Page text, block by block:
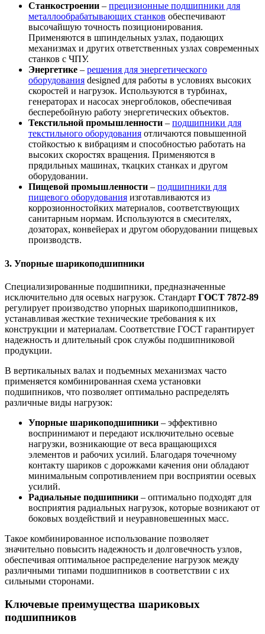
Станкостроении – прецизионные подшипники для
металлообрабатывающих станков обеспечивают
высочайшую точность позиционирования.
Применяются в шпиндельных узлах, подающих
механизмах и других ответственных узлах современных
станков с ЧПУ.
Энергетике – решения для энергетического
оборудования designed для работы в условиях высоких
скоростей и нагрузок. Используются в турбинах,
генераторах и насосах энергоблоков, обеспечивая
бесперебойную работу энергетических объектов.
Текстильной промышленности – подшипники для
текстильного оборудования отличаются повышенной
стойкостью к вибрациям и способностью работать на
высоких скоростях вращения. Применяются в
прядильных машинах, ткацких станках и другом
оборудовании.
Пищевой промышленности – подшипники для
пищевого оборудования изготавливаются из
коррозионностойких материалов, соответствующих
санитарным нормам. Используются в смесителях,
дозаторах, конвейерах и другом оборудовании пищевых
производств.
3. Упорные шарикоподшипники
Специализированные подшипники, предназначенные
исключительно для осевых нагрузок. Стандарт ГОСТ 7872-89
регулирует производство упорных шарикоподшипников,
устанавливая жесткие технические требования к их
конструкции и материалам. Соответствие ГОСТ гарантирует
надежность и длительный срок службы подшипниковой
продукции.
В вертикальных валах и подъемных механизмах часто
применяется комбинированная схема установки
подшипников, что позволяет оптимально распределять
различные виды нагрузок:
Упорные шарикоподшипники – эффективно
воспринимают и передают исключительно осевые
нагрузки, возникающие от веса вращающихся
элементов и рабочих усилий. Благодаря точечному
контакту шариков с дорожками качения они обладают
минимальным сопротивлением при восприятии осевых
усилий.
Радиальные подшипники – оптимально подходят для
восприятия радиальных нагрузок, которые возникают от
боковых воздействий и неуравновешенных масс.
Такое комбинированное использование позволяет
значительно повысить надежность и долговечность узлов,
обеспечивая оптимальное распределение нагрузок между
различными типами подшипников в соответствии с их
сильными сторонами.
Ключевые преимущества шариковых
подшипников